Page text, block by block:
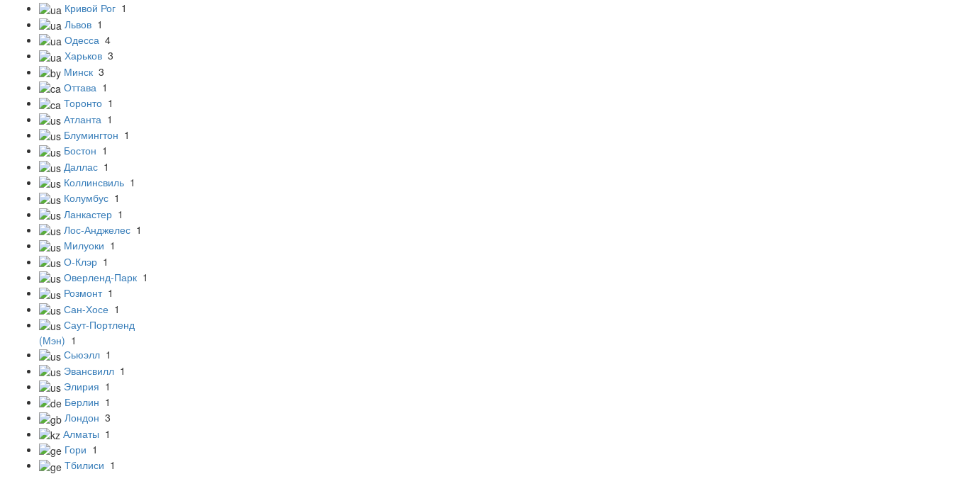
Кривой Рог 1
Львов 1
Одесса 4
Харьков 3
Минск 3
Оттава 1
Торонто 1
Атланта 1
Блумингтон 1
Бостон 1
Даллас 1
Коллинсвиль 1
Колумбус 1
Ланкастер 1
Лос-Анджелес 1
Милуоки 1
О-Клэр 1
Оверленд-Парк 1
Розмонт 1
Сан-Хосе 1
Саут-Портленд
(Мэн) 1
Сьюэлл 1
Эвансвилл 1
Элирия 1
Берлин 1
Лондон 3
Алматы 1
Гори 1
Тбилиси 1